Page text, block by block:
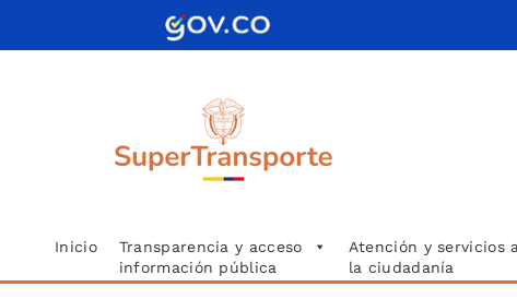
Inicio
Transparencia y acceso
información pública
Atención y servicios a
la ciudadanía